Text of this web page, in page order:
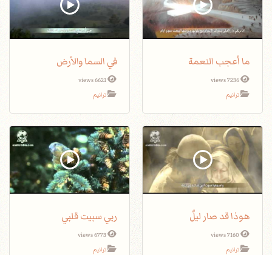
ما أعجب النعمة
7236 views
ترانيم
في السما والأرض
6621 views
ترانيم
هوذا قد صار ليلٌ
7160 views
ترانيم
ربي سبيت قلبي
6773 views
ترانيم